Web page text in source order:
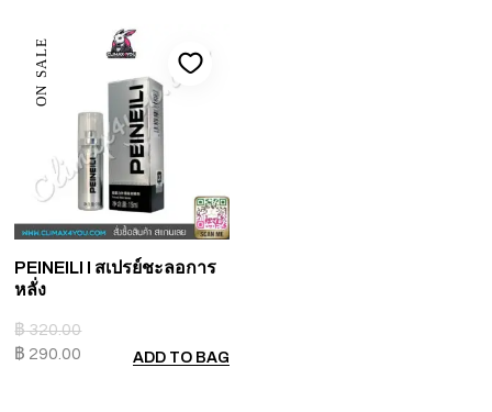
ON SALE
PEINEILI I สเปรย์ชะลอการ
หลั่ง
฿320.00
฿ 290.00 ADD TO BAG